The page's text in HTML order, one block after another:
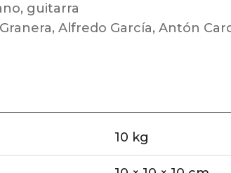
guitarra
Alfredo García, Antón
10 kg